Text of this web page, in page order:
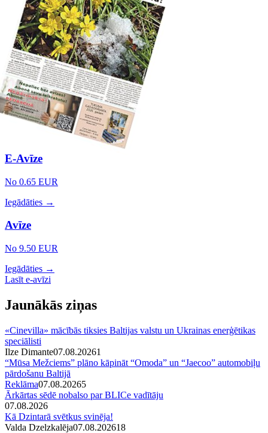
E-Avīze
No 0.65 EUR
Iegādāties →
Avīze
No 9.50 EUR
Iegādāties →
Lasīt e-avīzi
Jaunākās ziņas
«Cinevilla» mācībās tiksies Baltijas valstu un Ukrainas enerģētikas
speciālisti
Ilze Dimante07.08.20261
“Mūsa Mežciems” plāno kāpināt “Omoda” un “Jaecoo” automobiļu
pārdošanu Baltijā
Reklāma07.08.20265
Ārkārtas sēdē nobalso par BLICe vadītāju
07.08.2026
Kā Dzintarā svētkus svinēja!
Valda Dzelzkalēja07.08.202618